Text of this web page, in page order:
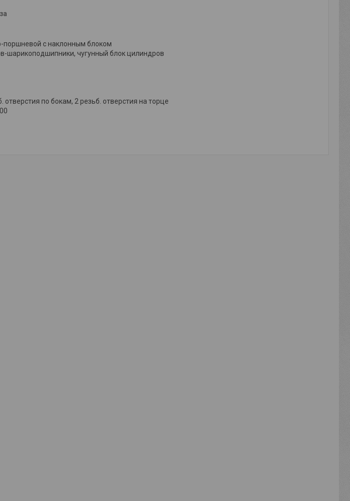
поршневой с наклонным блоком
шарикоподшипники, чугунный блок цилиндров
по бокам, 2 резьб. отверстия на торце